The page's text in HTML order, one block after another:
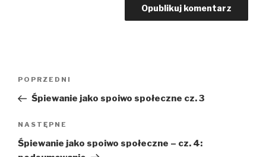
wpisu
Poprzedni
wpis
POPRZEDNI
Śpiewanie jako spoiwo społeczne cz. 3
Następny
wpis
NASTĘPNE
Śpiewanie jako spoiwo społeczne – cz. 4: